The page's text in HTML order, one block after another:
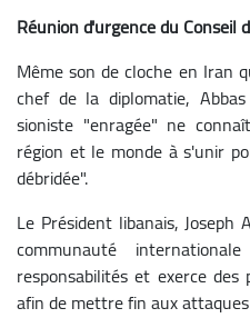
Réunion d'urgence du Conseil
Même son de cloche en Iran
chef de la diplomatie,
sioniste "enragée" ne
région et le monde à s'unir
débridée".
Le Président libanais,
communauté
responsabilités et exerce
afin de mettre fin aux